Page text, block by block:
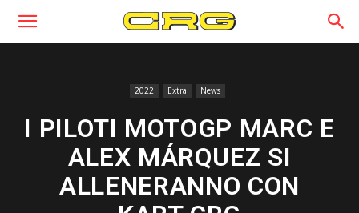
2022 Extra News
I PILOTI MOTOGP MARC E
ALEX MÁRQUEZ SI
ALLENERANNO CON